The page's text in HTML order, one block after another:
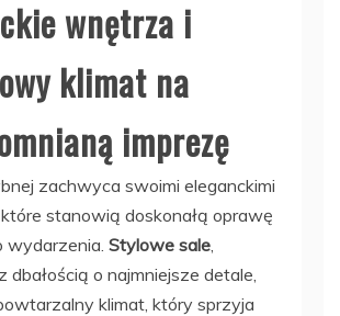
wnętrza i
klimat na
imprezę
zachwyca swoimi eleganckimi
stanowią doskonałą oprawę
wydarzenia. Stylowe sale
dbałością o najmniejsze detale,
klimat, który sprzyja